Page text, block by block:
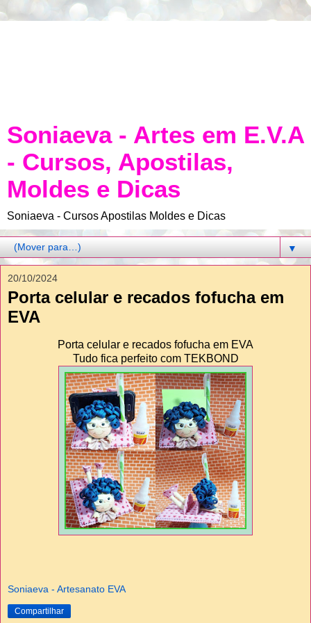
Soniaeva - Artes em E.V.A
- Cursos, Apostilas,
Moldes e Dicas
Soniaeva - Cursos Apostilas Moldes e Dicas
▼
20/10/2024
Porta celular e recados fofucha em
EVA
Porta celular e recados fofucha em EVA
Tudo fica perfeito com TEKBOND
Soniaeva - Artesanato EVA
Compartilhar